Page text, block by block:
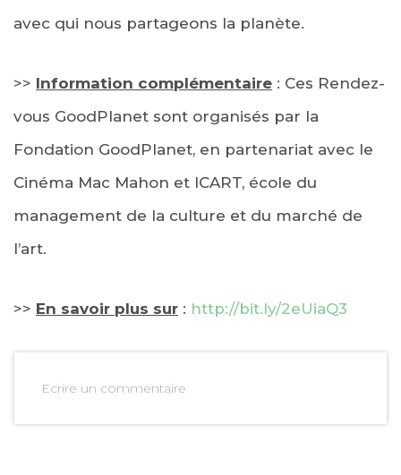
avec qui nous partageons la planète.
>> Information complémentaire : Ces Rendez-
vous GoodPlanet sont organisés par la
Fondation GoodPlanet, en partenariat avec le
Cinéma Mac Mahon et ICART, école du
management de la culture et du marché de
l’art.
>> En savoir plus sur : http://bit.ly/2eUiaQ3
Ecrire un commentaire